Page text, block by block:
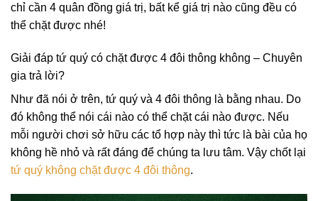
chỉ cần 4 quân đồng giá trị, bất kể giá trị nào cũng đều có
thể chặt được nhé!
Giải đáp tứ quý có chặt được 4 đôi thông không – Chuyên
gia trả lời?
Như đã nói ở trên, tứ quý và 4 đôi thông là bằng nhau. Do
đó không thể nói cái nào có thể chặt cái nào được. Nếu
mỗi người chơi sở hữu các tổ hợp này thì tức là bài của họ
không hề nhỏ và rất đáng để chúng ta lưu tâm. Vậy chốt lại
tứ quý không chặt được 4 đôi thông.